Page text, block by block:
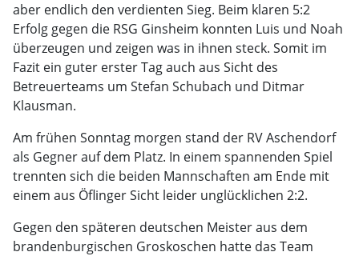
aber endlich den verdienten Sieg. Beim klaren 5:2
Erfolg gegen die RSG Ginsheim konnten Luis und Noah
überzeugen und zeigen was in ihnen steck. Somit im
Fazit ein guter erster Tag auch aus Sicht des
Betreuerteams um Stefan Schubach und Ditmar
Klausman.
Am frühen Sonntag morgen stand der RV Aschendorf
als Gegner auf dem Platz. In einem spannenden Spiel
trennten sich die beiden Mannschaften am Ende mit
einem aus Öflinger Sicht leider unglücklichen 2:2.
Gegen den späteren deutschen Meister aus dem
brandenburgischen Groskoschen hatte das Team